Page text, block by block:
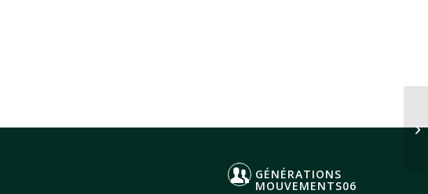
GÉNÉRATIONS
MOUVEMENTS06